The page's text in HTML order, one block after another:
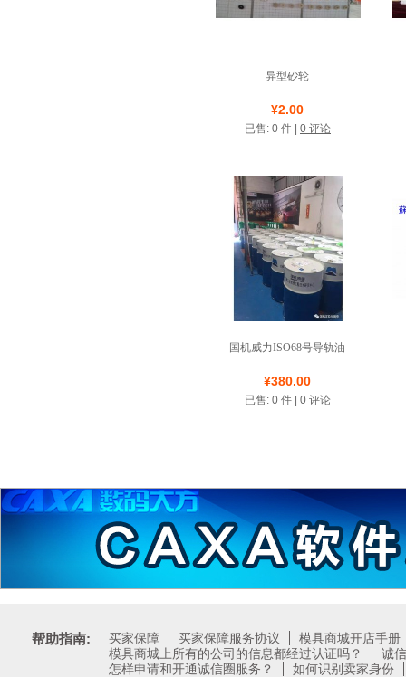
异型砂轮
店铺名称: 梅沈磨料磨具
经销处
¥2.00
已售: 0 件 | 0 评论
国机威力ISO68号导轨油
店铺名称: 好兄弟机床
测试类店铺
¥380.00
已售: 0 件 | 0 评论
帮助指南: 买家保障 买家保障服务协议
模具商城开店手册
模具商城上所有的公司的信息都经过认证吗？
诚
怎样申请和开通诚信圈服务？
如何识别卖家身份